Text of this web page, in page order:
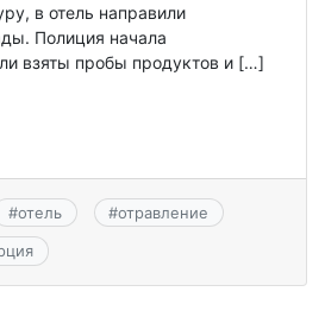
в отель направили
Полиция начала
взяты пробы продуктов и […]
#отель #отравление